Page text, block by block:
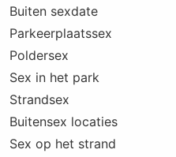
Buiten sexdate
Parkeerplaatssex
Poldersex
Sex in het park
Strandsex
Buitensex locaties
Sex op het strand